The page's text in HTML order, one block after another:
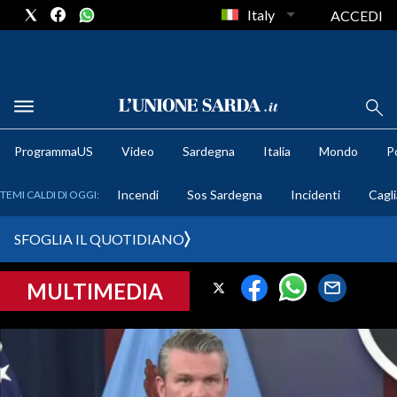
METEO
CRONACA SARDEGNA
PROVINCIA DI CAGLIARI
SULCIS IGLESIENTE
Italy ACCEDI
ProgrammaUS Video Sardegna Italia Mondo
TEMI CALDI DI OGGI: Incendi Sos Sardegna Incidenti
SFOGLIA IL QUOTIDIANO
MULTIMEDIA